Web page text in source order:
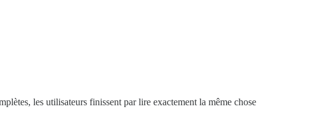
les utilisateurs finissent par lire exactement la même chose